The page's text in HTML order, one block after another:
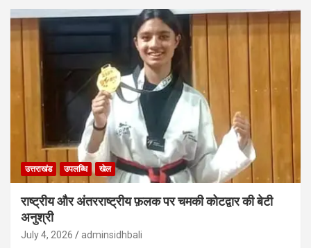
उत्तराखंड उपलब्धि खेल
राष्ट्रीय और अंतरराष्ट्रीय फ़लक पर चमकी कोटद्वार की बेटी
अनुश्री
July 4, 2026 adminsidhbali